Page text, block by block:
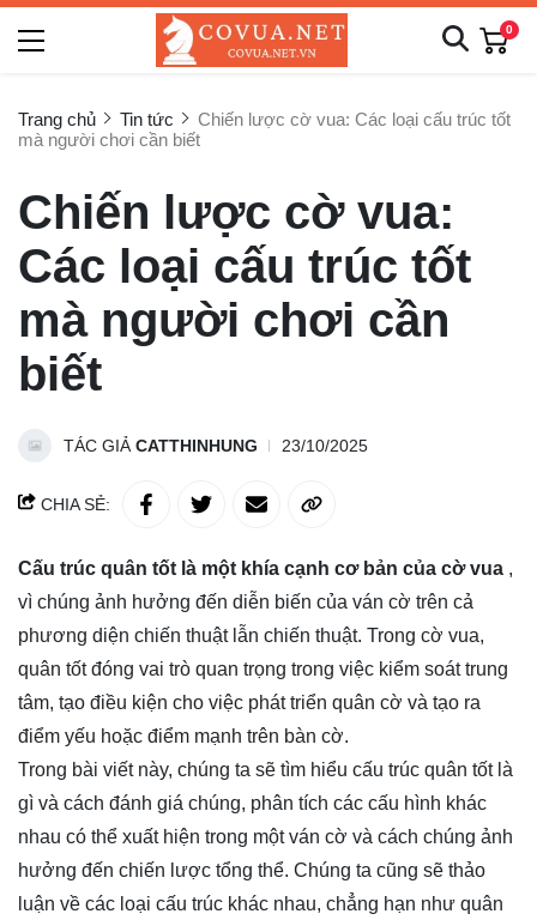
0
Trang chủ Tin tức
Chiến lược cờ vua: Các loại cấu trúc tốt
mà người chơi cần biết
Chiến lược cờ vua:
Các loại cấu trúc tốt
mà người chơi cần
biết
TÁC GIẢCATTHINHUNG 23/10/2025
CHIA SẺ:
Cấu trúc quân tốt là một khía cạnh cơ bản của cờ vua ,
vì chúng ảnh hưởng đến diễn biến của ván cờ trên cả
phương diện chiến thuật lẫn chiến thuật. Trong cờ vua,
quân tốt đóng vai trò quan trọng trong việc kiểm soát trung
tâm, tạo điều kiện cho việc phát triển quân cờ và tạo ra
điểm yếu hoặc điểm mạnh trên bàn cờ.
Trong bài viết này, chúng ta sẽ tìm hiểu cấu trúc quân tốt là
gì và cách đánh giá chúng, phân tích các cấu hình khác
nhau có thể xuất hiện trong một ván cờ và cách chúng ảnh
hưởng đến chiến lược tổng thể. Chúng ta cũng sẽ thảo
luận về các loại cấu trúc khác nhau, chẳng hạn như quân